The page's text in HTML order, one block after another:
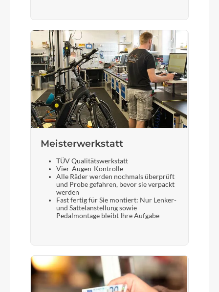
Meisterwerkstatt
TÜV Qualitätswerkstatt
Vier-Augen-Kontrolle
Alle Räder werden nochmals überprüft
und Probe gefahren, bevor sie verpackt
werden
Fast fertig für Sie montiert: Nur Lenker-
und Sattelanstellung sowie
Pedalmontage bleibt Ihre Aufgabe